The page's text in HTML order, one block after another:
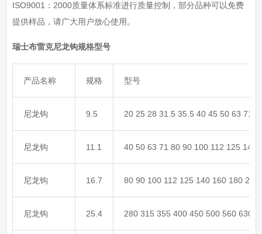
ISO9001：2000质量体系标准进行质量控制，部分品种可以免费
提供样品，请广大用户放心使用。
瑞士布雷克尼龙钩规格型号
产品名称 规格 型号
尼龙钩 9.5 20 25 28 31.5 35.5 40 45 50 63 71
尼龙钩 11.1 40 50 63 71 80 90 100 112 125 140
尼龙钩 16.7 80 90 100 112 125 140 160 180
尼龙钩 25.4 280 315 355 400 450 500 560 630